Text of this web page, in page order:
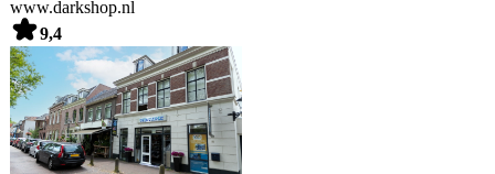
www.darkshop.nl
9,4